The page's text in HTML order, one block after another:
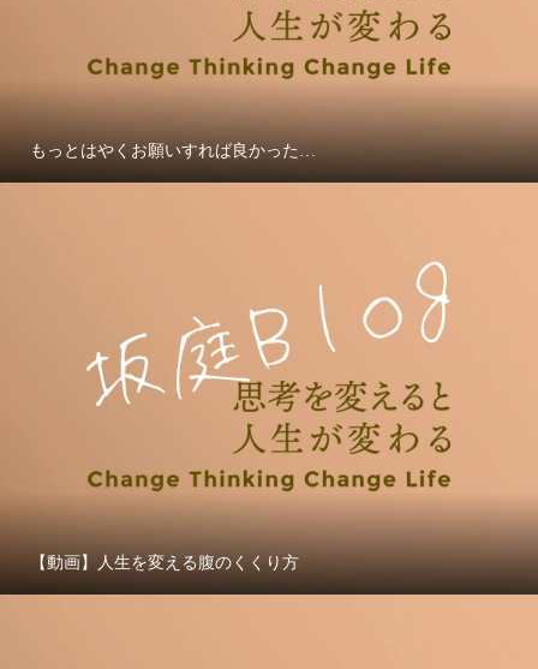
もっとはやくお願いすれば良かった…
【動画】人生を変える腹のくくり方